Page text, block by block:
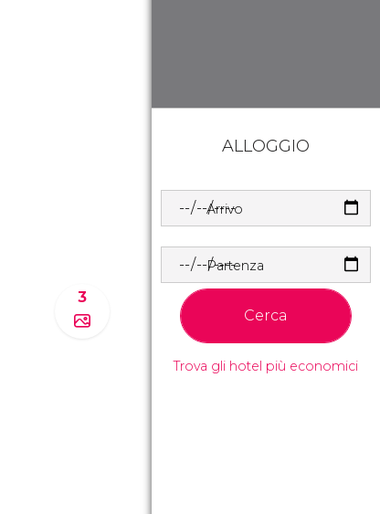
3
ALLOGGIO
Arrivo
Partenza
Cerca
Trova gli hotel più economici